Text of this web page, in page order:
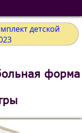
детской
форма